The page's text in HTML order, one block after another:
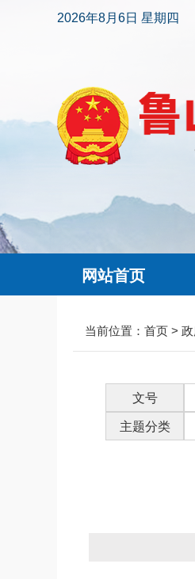
2026年8月6日 星期四
网站首页
当前位置： 首页 >
文号
主题分类